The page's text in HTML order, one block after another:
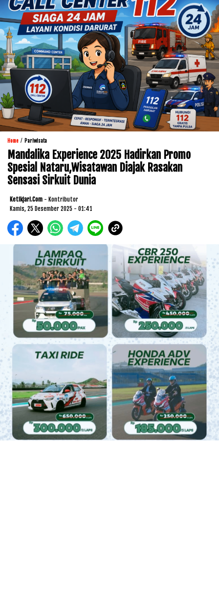
Home / Pariwisata
Mandalika Experience 2025 Hadirkan Promo
Spesial Nataru,Wisatawan Diajak Rasakan
Sensasi Sirkuit Dunia
Ketikjari.com - Kontributor
Kamis, 25 Desember 2025 - 01:41